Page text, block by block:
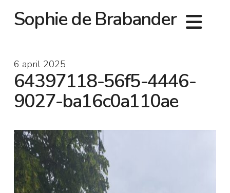
Sophie de Brabander
6 april 2025
64397118-56f5-4446-
9027-ba16c0a110ae